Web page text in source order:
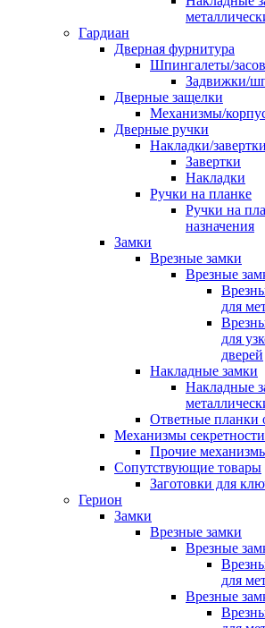
Гардиан
Дверная фурнитура
Шпингалеты/
Задвижки/
Дверные защелки
Механизмы/
Дверные ручки
Накладки/завертки
Завертки
Накладки
Ручки на планке
Ручки на
назначения
Замки
Врезные замки
Врезные
для
для
дверей
Накладные замки
Накладные
Ответные планки
Механизмы секретности
Прочие
Сопутствующие товары
Заготовки для
Герион
Замки
Врезные замки
Врезные
для
Врезные